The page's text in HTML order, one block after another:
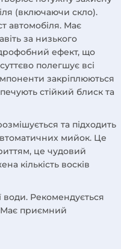
(включаючи скло).
автомобіля. Має
за низького
ефект, що
полегшує всі
закріплюються
стійкий блиск та
та підходить
мийок. Це
це чудовий
кількість восків
води. Рекомендується
Має приємний